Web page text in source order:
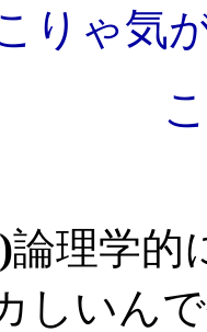
りゃ気
ら
論理学的
しいん